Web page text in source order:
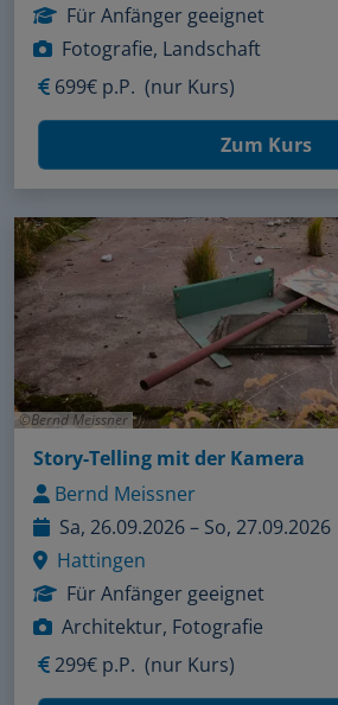
Für Anfänger geeignet
Fotografie, Landschaft
699€ p.P. (nur Kurs)
Zum Kurs
Bernd Meissner
Story-Telling mit der Kamera
Bernd Meissner
Sa, 26.09.2026 – So, 27.09.2026
Hattingen
Für Anfänger geeignet
Architektur, Fotografie
299€ p.P. (nur Kurs)